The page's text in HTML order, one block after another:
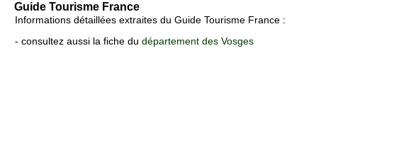
Guide Tourisme France
Informations détaillées extraites du Guide Tourisme France :
- consultez aussi la fiche du département des Vosges